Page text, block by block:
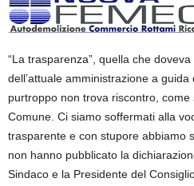
“La trasparenza”, quella che
dell’attuale amministrazione a
purtroppo non trova riscontro,
Comune. Ci siamo soffermati alla
trasparente e con stupore abbiamo
non hanno pubblicato la
Sindaco e la Presidente del